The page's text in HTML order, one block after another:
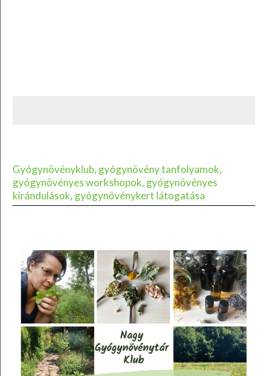
Gyógynövényklub, gyógynövény tanfolyamok,
gyógynövényes workshopok, gyógynövényes
kirándulások, gyógynövénykert látogatása